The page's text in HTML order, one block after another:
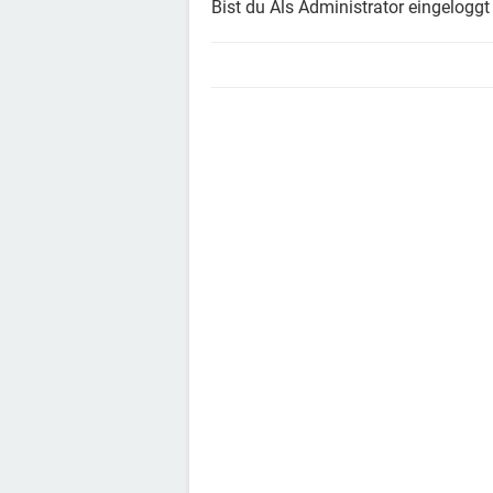
Bist du Als Administrator eingeloggt